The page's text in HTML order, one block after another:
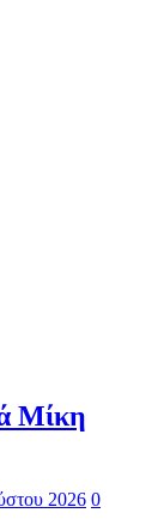
Μίκη
2026 0